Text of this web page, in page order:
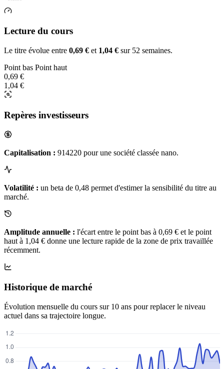
Lecture du cours
Le titre évolue entre 0,69 € et 1,04 € sur 52 semaines.
Point bas Point haut
0,69 €
1,04 €
Repères investisseurs
Capitalisation : 914220 pour une société classée nano.
Volatilité : un beta de 0,48 permet d'estimer la sensibilité du titre au
marché.
Amplitude annuelle : l'écart entre le point bas à 0,69 € et le point
haut à 1,04 € donne une lecture rapide de la zone de prix travaillée
récemment.
Historique de marché
Évolution mensuelle du cours sur 10 ans pour replacer le niveau
actuel dans sa trajectoire longue.